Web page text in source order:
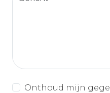
Onthoud mijn